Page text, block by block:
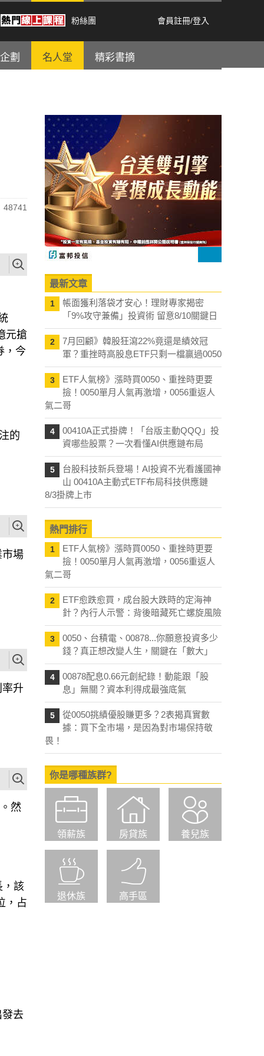
粉絲團 會員註冊/登入
劃 名人堂 精彩書摘
48741
元搶
，今
的
市場
率升
然
，該
，占
發去
最新文章
1
帳面獲利落袋才安心！理財專家揭密
「9%攻守兼備」投資術 留意8/10關鍵日
2
7月回顧》韓股狂瀉22%竟還是績效冠
軍？重挫時高股息ETF只剩一檔贏過0050
3
ETF人氣榜》漲時買0050、重挫時更要
撿！0050單月人氣再激增，0056重返人
氣二哥
4
00410A正式掛牌！「台版主動QQQ」投
資哪些股票？一次看懂AI供應鏈布局
5
台股科技新兵登場！AI投資不光看護國神
山 00410A主動式ETF布局科技供應鏈
8/3掛牌上市
熱門排行
1
ETF人氣榜》漲時買0050、重挫時更要
撿！0050單月人氣再激增，0056重返人
氣二哥
2
ETF愈跌愈買，成台股大跌時的定海神
針？內行人示警：背後暗藏死亡螺旋風險
3
0050、台積電、00878...你願意投資多少
錢？真正想改變人生，關鍵在「數大」
4
00878配息0.66元創紀錄！動能跟「股
息」無關？資本利得成最強底氣
5
從0050挑績優股賺更多？2表揭真實數
據：買下全市場，是因為對市場保持敬
畏！
你是哪種族群?
領薪族 房貸族 養兒族
退休族 高手區